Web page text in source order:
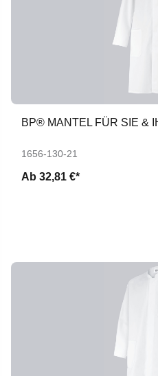
BP® MANTEL FÜR SIE &
1656-130-21
Ab 32,81 €*